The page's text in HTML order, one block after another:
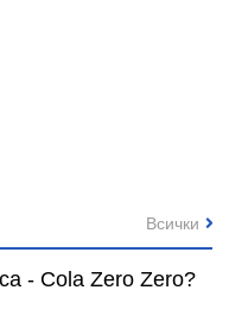
- Cola Zero Zero?
Всички